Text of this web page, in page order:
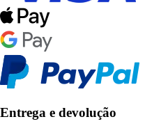
Entrega e devolução